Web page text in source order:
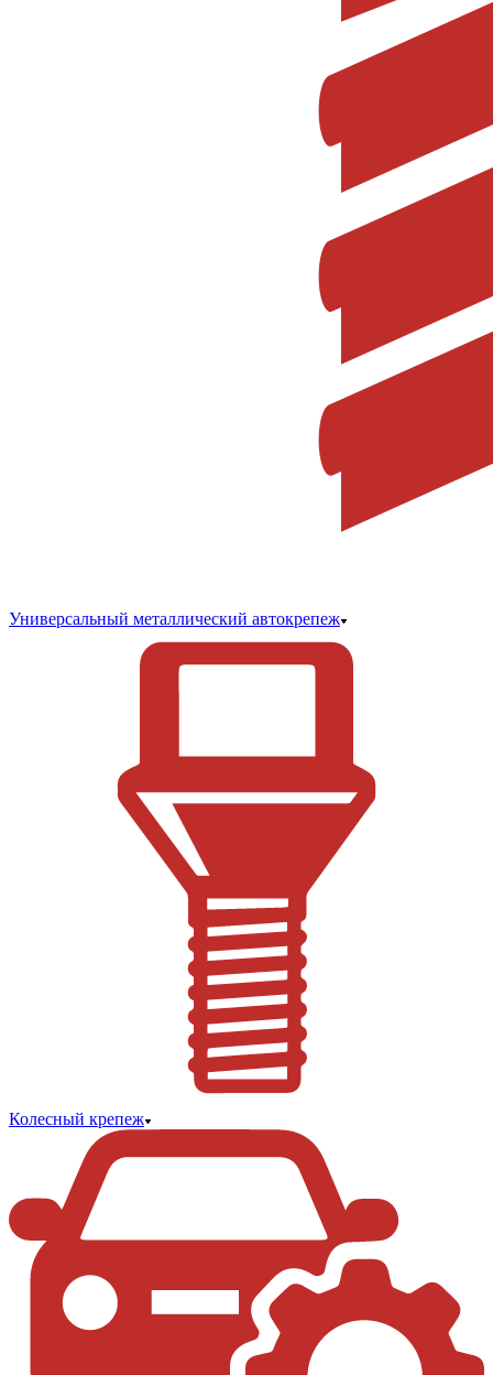
Универсальный металлический автокрепеж
Колесный крепеж